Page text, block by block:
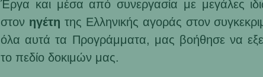
Έργα και μέσα από συνεργασία με μεγάλες
στον ηγέτη της Ελληνικής αγοράς στον
όλα αυτά τα Προγράμματα, μας βοήθησε να
το πεδίο δοκιμών μας.